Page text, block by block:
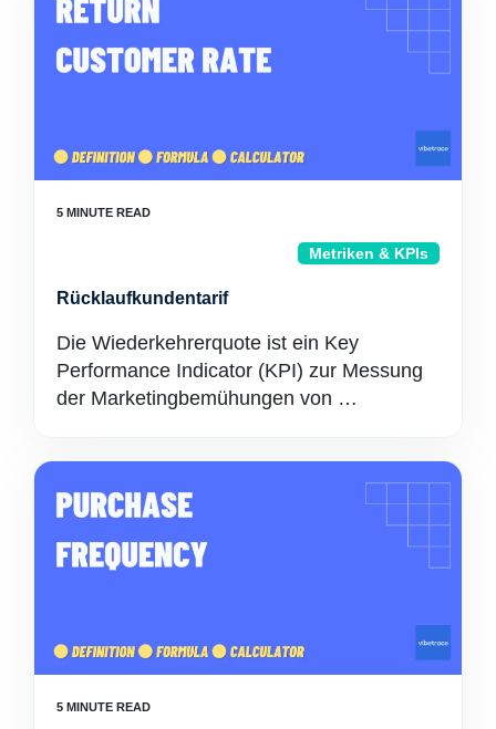
Metriken & KPIs
Rücklaufkundentarif
Die Wiederkehrerquote ist ein Key
Performance Indicator (KPI) zur Messung
der Marketingbemühungen von …